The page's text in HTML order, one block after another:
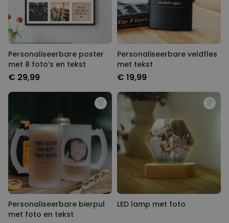
Personaliseerbare poster
met 8 foto’s en tekst
€ 29,99
Personaliseerbare veldfles
met tekst
€ 19,99
Personaliseerbare bierpul
met foto en tekst
LED lamp met foto